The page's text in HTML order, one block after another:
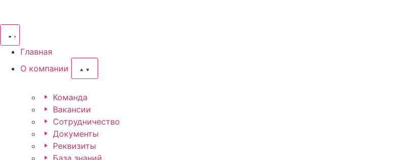
Главная
О компании
Команда
Вакансии
Сотрудничество
Документы
Реквизиты
База знаний